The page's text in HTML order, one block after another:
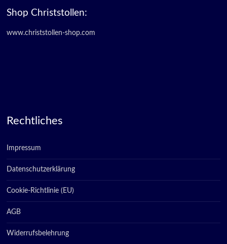
Shop Christstollen:
www.christstollen-shop.com
Rechtliches
Impressum
Datenschutzerklärung
Cookie-Richtlinie (EU)
AGB
Widerrufsbelehrung